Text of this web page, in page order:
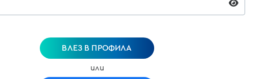
ВЛЕЗ В ПРОФИЛА
или